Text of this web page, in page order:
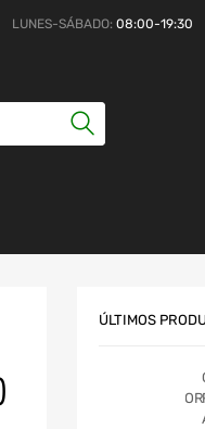
LUNES-SÁBADO: 08:00-19:30
ÚLTIMOS